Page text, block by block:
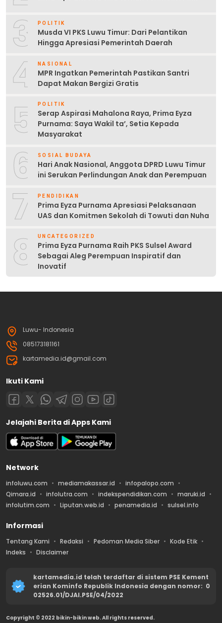
3 POLITIK
Musda VI PKS Luwu Timur: Dari Pelantikan
Hingga Apresiasi Pemerintah Daerah
4 NASIONAL
MPR Ingatkan Pemerintah Pastikan Santri
Dapat Makan Bergizi Gratis
5 POLITIK
Serap Aspirasi Mahalona Raya, Prima Eyza
Purnama: Saya Wakil ta’, Setia Kepada
Masyarakat
6 SOSIAL BUDAYA
Hari Anak Nasional, Anggota DPRD Luwu Timur
ini Serukan Perlindungan Anak dan Perempuan
7 PENDIDIKAN
Prima Eyza Purnama Apresiasi Pelaksanaan
UAS dan Komitmen Sekolah di Towuti dan Nuha
8 UNCATEGORIZED
Prima Eyza Purnama Raih PKS Sulsel Award
Sebagai Aleg Perempuan Inspiratif dan
Inovatif
Luwu- Indonesia
085173181161
kartamedia.id@gmail.com
Ikuti Kami
Jelajahi Berita di Apps Kami
Network
infoluwu.com mediamakassar.id
infopalopo.com
Qimara.id
infolutra.com indekspendidikan.com
maruki.id
infolutim.com
Liputan.web.id penamedia.id sulsel.info
Informasi
Tentang Kami Redaksi Pedoman Media Siber
Kode Etik
Indeks
Disclaimer
kartamedia.id telah terdaftar di sistem PSE Kement
erian Kominfo Republik Indonesia dengan nomor: 0
02526.01/DJAI.PSE/04/2022
Copyright © 2022 bikin-bikin web. All rights reserved.